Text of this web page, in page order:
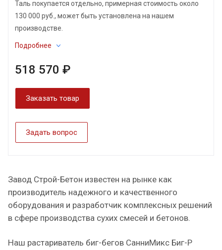
Таль покупается отдельно, примерная стоимость около
130 000 руб., может быть установлена на нашем
производстве.
Подробнее
518 570 ₽
Заказать товар
Задать вопрос
Завод Строй-Бетон известен на рынке как
производитель надежного и качественного
оборудования и разработчик комплексных решений
в сфере производства сухих смесей и бетонов.
Наш растариватель биг-бегов СанниМикс Биг-Р